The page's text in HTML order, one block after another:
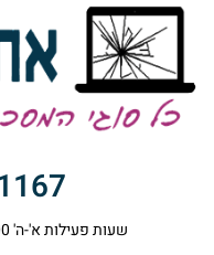
שעות פעילות א'-ה' 10:00-19:00 שישי 10:00-14:00